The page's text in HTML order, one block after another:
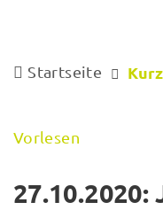
Startseite
Vorlesen
27.10.2020: